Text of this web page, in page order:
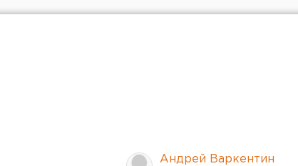
Андрей Варкентин